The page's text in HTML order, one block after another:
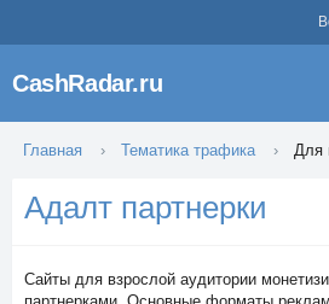
CashRadar.ru
Главная Тематика трафика Для
Адалт партнерки
Сайты для взрослой аудитории